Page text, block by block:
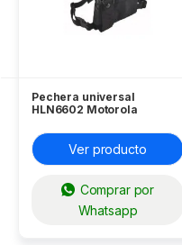
Pechera universal
HLN6602 Motorola
Ver producto
Comprar por
Whatsapp